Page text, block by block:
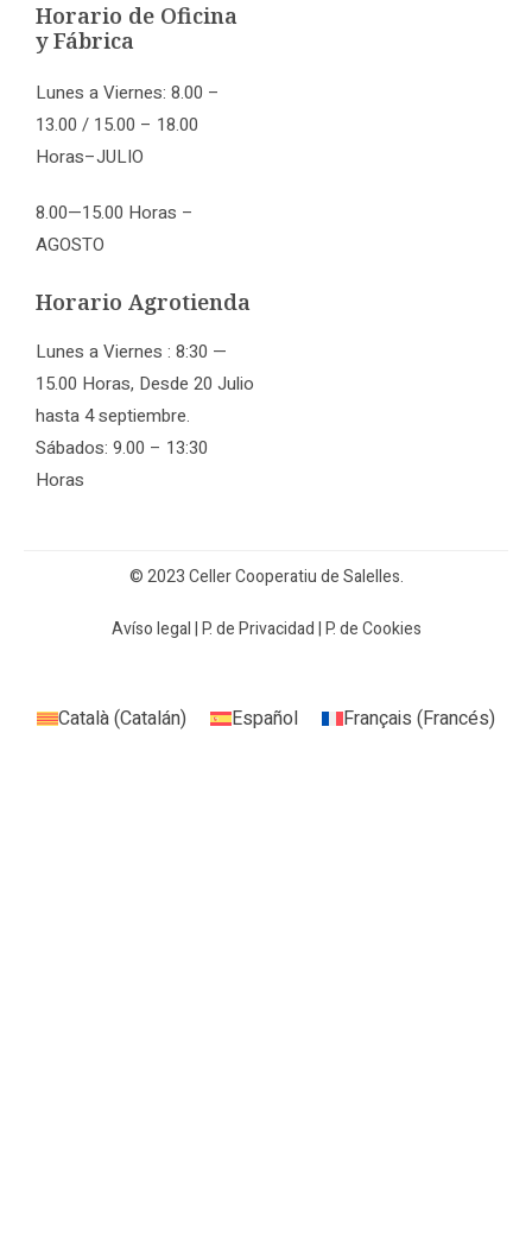
Horario de Oficina
y Fábrica
Lunes a Viernes: 8.00 –
13.00 / 15.00 – 18.00
Horas–JULIO
8.00—15.00 Horas –
AGOSTO
Horario Agrotienda
Lunes a Viernes : 8:30 —
15.00 Horas, Desde 20 Julio
hasta 4 septiembre.
Sábados: 9.00 – 13:30
Horas
© 2023 Celler Cooperatiu de Salelles.
Avíso legal|P. de Privacidad|P. de Cookies
Català(Catalán) Español Français (Francés)